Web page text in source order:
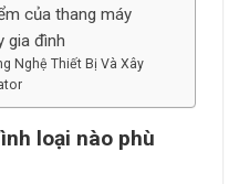
của thang máy
gia đình
Nghệ Thiết Bị Và Xây
loại nào phù